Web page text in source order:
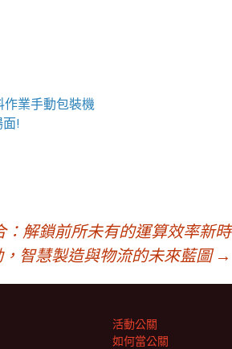
作業手動包裝機
面!
解鎖前所未有的運算效率新時
智慧製造與物流的未來藍圖→
活動公關
如何當公關